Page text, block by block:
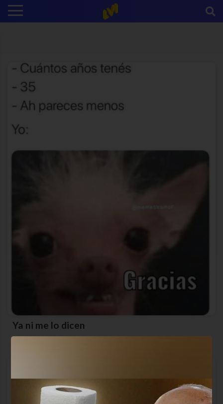
Ya ni me lo dicen